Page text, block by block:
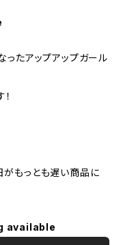
ったアップアップガール
もっとも遅い商品に
available